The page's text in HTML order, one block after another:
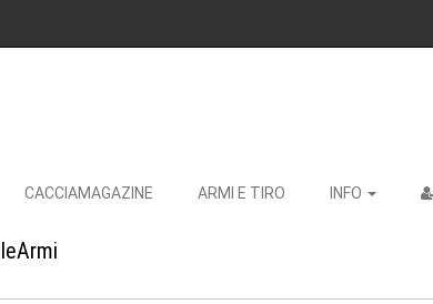
CACCIAMAGAZINE ARMI E TIRO INFO